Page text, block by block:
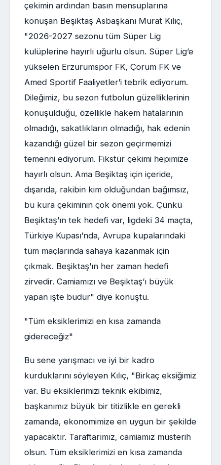
çekimin ardından basın mensuplarına
konuşan Beşiktaş Asbaşkanı Murat Kılıç,
"2026-2027 sezonu tüm Süper Lig
kulüplerine hayırlı uğurlu olsun. Süper Lig’e
yükselen Erzurumspor FK, Çorum FK ve
Amed Sportif Faaliyetler’i tebrik ediyorum.
Dileğimiz, bu sezon futbolun güzelliklerinin
konuşulduğu, özellikle hakem hatalarının
olmadığı, sakatlıkların olmadığı, hak edenin
kazandığı güzel bir sezon geçirmemizi
temenni ediyorum. Fikstür çekimi hepimize
hayırlı olsun. Ama Beşiktaş için içeride,
dışarıda, rakibin kim olduğundan bağımsız,
bu kura çekiminin çok önemi yok. Çünkü
Beşiktaş’ın tek hedefi var, ligdeki 34 maçta,
Türkiye Kupası’nda, Avrupa kupalarındaki
tüm maçlarında sahaya kazanmak için
çıkmak. Beşiktaş’ın her zaman hedefi
zirvedir. Camiamızı ve Beşiktaş’ı büyük
yapan işte budur" diye konuştu.
"Tüm eksiklerimizi en kısa zamanda
gidereceğiz"
Bu sene yarışmacı ve iyi bir kadro
kurduklarını söyleyen Kılıç, "Birkaç eksiğimiz
var. Bu eksiklerimizi teknik ekibimiz,
başkanımız büyük bir titizlikle en gerekli
zamanda, ekonomimize en uygun bir şekilde
yapacaktır. Taraftarımız, camiamız müsterih
olsun. Tüm eksiklerimizi en kısa zamanda